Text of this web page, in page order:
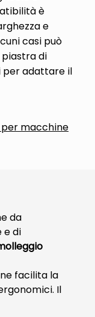
è
e
casi può
piastra di
per adattare il
macchine
da
e di
facilita la
Il